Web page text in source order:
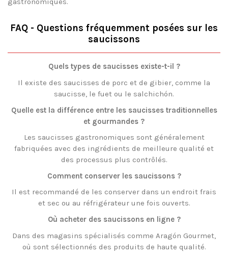
FAQ - Questions fréquemment posées sur les
saucissons
Quels types de saucisses existe-t-il ?
Il existe des saucisses de porc et de gibier, comme la
saucisse, le fuet ou le salchichón.
Quelle est la différence entre les saucisses traditionnelles
et gourmandes ?
Les saucisses gastronomiques sont généralement
fabriquées avec des ingrédients de meilleure qualité et
des processus plus contrôlés.
Comment conserver les saucissons ?
Il est recommandé de les conserver dans un endroit frais
et sec ou au réfrigérateur une fois ouverts.
Où acheter des saucissons en ligne ?
Dans des magasins spécialisés comme Aragón Gourmet,
où sont sélectionnés des produits de haute qualité.